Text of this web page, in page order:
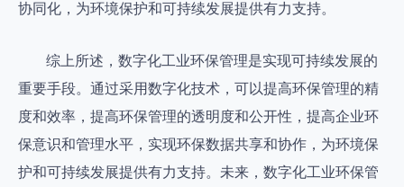
协同化，为环境保护和可持续发展提供有力支持。
综上所述，数字化工业环保管理是实现可持续发展的
重要手段。通过采用数字化技术，可以提高环保管理的精
度和效率，提高环保管理的透明度和公开性，提高企业环
保意识和管理水平，实现环保数据共享和协作，为环境保
护和可持续发展提供有力支持。未来，数字化工业环保管